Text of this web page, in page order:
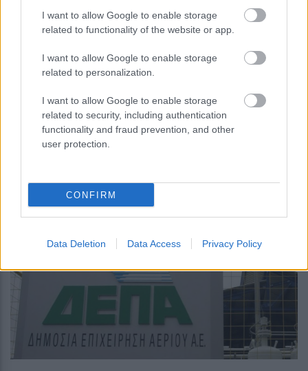
I want to allow Google to enable storage
related to functionality of the website or app.
I want to allow Google to enable storage
related to personalization.
I want to allow Google to enable storage
related to security, including authentication
functionality and fraud prevention, and other
user protection.
CONFIRM
Data Deletion Data Access Privacy Policy
περισσότερα